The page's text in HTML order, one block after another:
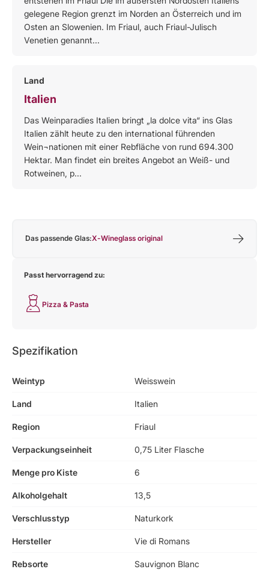
gelegene Region grenzt im Norden an Österreich und im
Osten an Slowenien. Im Friaul, auch Friaul-Julisch
Venetien genannt...
Land
Italien
Das Weinparadies Italien bringt „la dolce vita“ ins Glas
Italien zählt heute zu den international führenden
Wein¬nationen mit einer Rebfläche von rund 694.300
Hektar. Man findet ein breites Angebot an Weiß- und
Rotweinen, p...
Das passende Glas:X-Wineglass original
Passt hervorragend zu:
Pizza & Pasta
Spezifikation
Weintyp Weisswein
Land Italien
Region Friaul
Verpackungseinheit 0,75 Liter Flasche
Menge pro Kiste 6
Alkoholgehalt 13,5
Verschlusstyp Naturkork
Hersteller Vie di Romans
Rebsorte Sauvignon Blanc